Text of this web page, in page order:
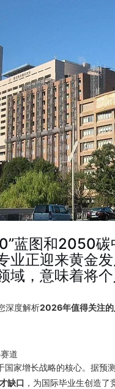
蓝图和2050
业正迎来黄金
域，意味着将
深度解析2026年值得关注的
道
国家增长战略的核心。据预
缺口 ，为国际毕业生创造了